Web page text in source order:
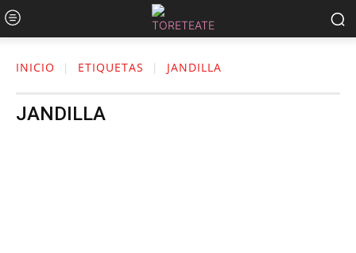
INICIO ETIQUETAS JANDILLA
JANDILLA